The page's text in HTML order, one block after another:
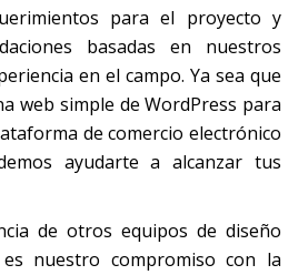
para el proyecto y
basadas en nuestros
en el campo. Ya sea que
web simple de WordPress para
de comercio electrónico
ayudarte a alcanzar tus
de otros equipos de diseño
nuestro compromiso con la